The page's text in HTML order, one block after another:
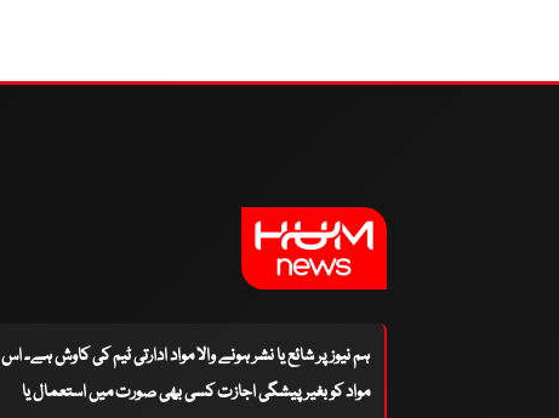
ہم نیوز پر شائع یا نشر ہونے والا مواد ادارتی ٹیم کی کاوش ہے۔ اس
مواد کو بغیر پیشگی اجازت کسی بھی صورت میں استعمال یا